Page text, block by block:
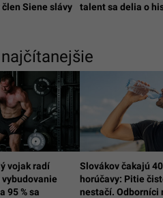
Siene slávy
talent sa delia o
vojak radí
95 % sa
Slovákov čakajú
horúčavy: Pitie
nestačí. Odborníci